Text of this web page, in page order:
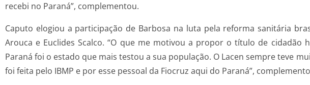
recebi no Paraná”, complementou.
Caputo elogiou a participação de Barbosa na luta pela reforma sanitária
Arouca e Euclides Scalco. “O que me motivou a propor o título de
Paraná foi o estado que mais testou a sua população. O Lacen sempre teve
foi feita pelo IBMP e por esse pessoal da Fiocruz aqui do Paraná”,